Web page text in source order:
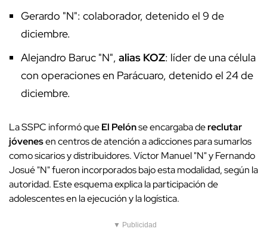
Gerardo "N": colaborador, detenido el 9 de
diciembre.
Alejandro Baruc "N", alias KOZ: líder de una célula
con operaciones en Parácuaro, detenido el 24 de
diciembre.
La SSPC informó queEl Pelónse encargaba dereclutar
jóvenesen centros de atención a adicciones para sumarlos
como sicarios y distribuidores. Víctor Manuel "N" y Fernando
Josué "N" fueron incorporados bajo esta modalidad, según la
autoridad. Este esquema explica la participación de
adolescentes en la ejecución y la logística.
▼ Publicidad